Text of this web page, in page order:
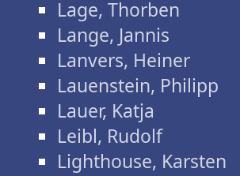
Lage, Thorben
Lange, Jannis
Lanvers, Heiner
Lauenstein, Philipp
Lauer, Katja
Leibl, Rudolf
Lighthouse, Karsten